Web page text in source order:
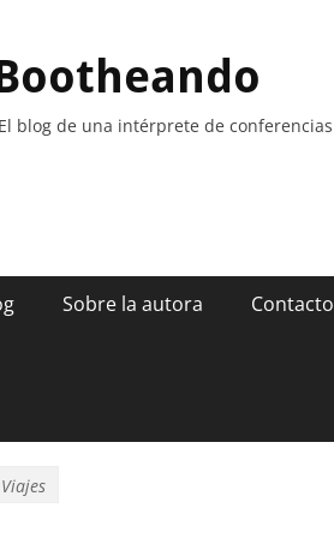
El blog de una intérprete de conferencias
Sobre la autora Contacto
Viajes